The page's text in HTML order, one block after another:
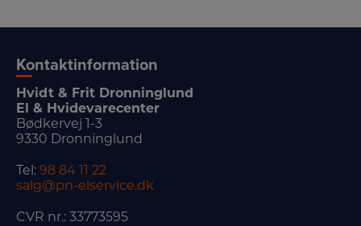
Kontaktinformation
Hvidt & Frit Dronninglund
El & Hvidevarecenter
Bødkervej 1-3
9330 Dronninglund
Tel: 98 84 11 22
salg@pn-elservice.dk
CVR nr.: 33773595